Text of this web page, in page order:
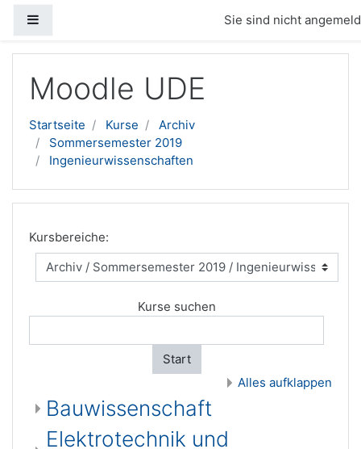
Sie sind nicht
Moodle UDE
Startseite Kurse
Archiv
Sommersemester 2019
Ingenieurwissenschaften
Kursbereiche:
Kurse suchen
Start
Alles aufklappen
Bauwissenschaft
Elektrotechnik und